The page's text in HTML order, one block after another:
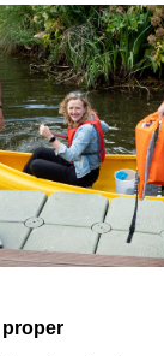
proper